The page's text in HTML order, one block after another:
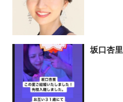
坂口杏